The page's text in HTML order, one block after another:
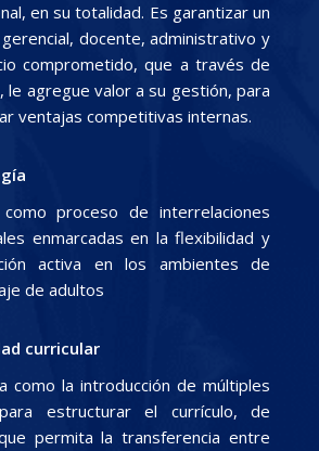
en su totalidad. Es garantizar un
docente, administrativo y
comprometido, que a través de
le agregue valor a su gestión, para
ventajas competitivas internas.
como proceso de interrelaciones
enmarcadas en la flexibilidad y
activa en los ambientes de
de adultos
curricular
como la introducción de múltiples
estructurar el currículo, de
permita la transferencia entre